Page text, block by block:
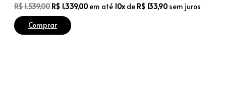
R$1.539,00 O
preço
original
R$ 1.339,00O
em até 10x de R$ 133,90sem juros
Comprar